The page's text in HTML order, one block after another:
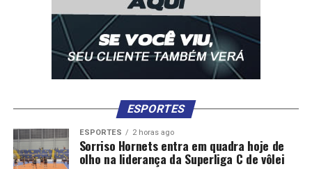
ESPORTES
ESPORTES 2 horas ago
Sorriso Hornets entra em quadra hoje de
olho na liderança da Superliga C de vôlei